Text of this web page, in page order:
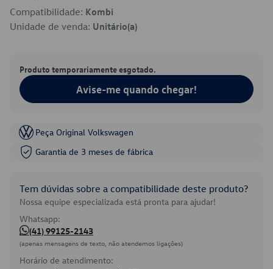
Compatibilidade: Kombi
Unidade de venda: Unitário(a)
Produto temporariamente esgotado.
Avise-me quando chegar!
Peça Original Volkswagen
Garantia de 3 meses de fábrica
Tem dúvidas sobre a compatibilidade deste produto?
Nossa equipe especializada está pronta para ajudar!
Whatsapp:
(41) 99125-2143
(apenas mensagens de texto, não atendemos ligações)
Horário de atendimento: